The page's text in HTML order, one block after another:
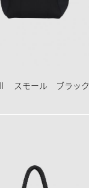
Ⅱ スモール ブラック